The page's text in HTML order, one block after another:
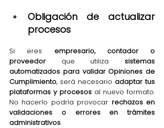
Obligación de actualizar
procesos
Si eres empresario, contador o
proveedor que utiliza sistemas
automatizados para validar Opiniones de
Cumplimiento, será necesario adaptar tus
plataformas y procesos al nuevo formato.
No hacerlo podría provocar rechazos en
validaciones o errores en trámites
administrativos.